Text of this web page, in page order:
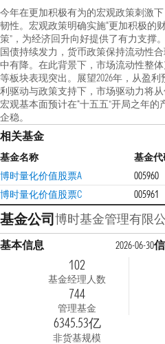
今年在更加积极有为的宏观政策刺激
韧性。宏观政策明确实施“更加积极的
策”，为经济回升向好提供了有力支撑
国债持续发力，货币政策保持流动性
中有降。在此背景下，市场流动性整
等板块表现突出。展望2026年，从盈
利驱动与政策支持下，市场驱动力将
宏观基本面预计在“十五五”开局之年
企稳。
相关基金
基金名称 基金代
博时量化价值股票A
005960
博时量化价值股票C
005961
基金公司博时基金管理有限
基本信息 2026-06-30
102
基金经理人数
744
管理基金
6345.53亿
非货基规模